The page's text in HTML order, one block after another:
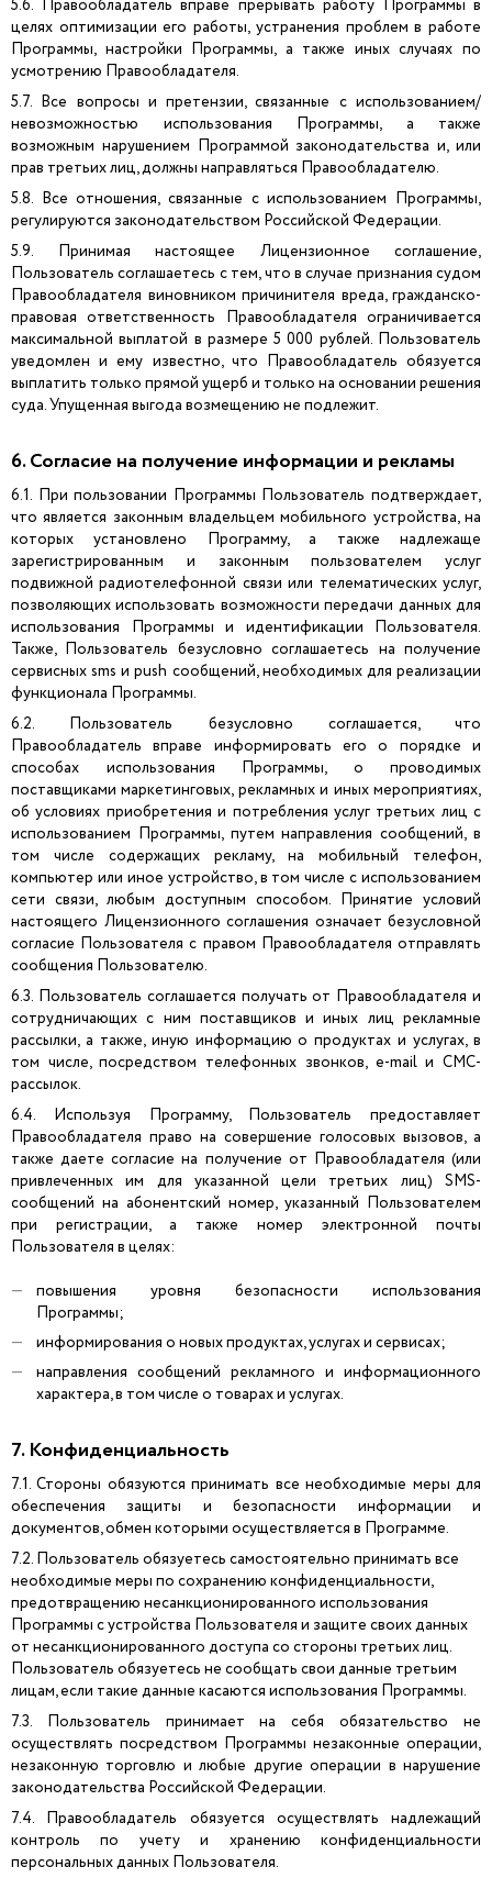
5.6. Правообладатель вправе прерывать работу Программы в
целях оптимизации его работы, устранения проблем в работе
Программы, настройки Программы, а также иных случаях по
усмотрению Правообладателя.
5.7. Все вопросы и претензии, связанные с использованием/
невозможностью использования Программы, а также
возможным нарушением Программой законодательства и, или
прав третьих лиц, должны направляться Правообладателю.
5.8. Все отношения, связанные с использованием Программы,
регулируются законодательством Российской Федерации.
5.9. Принимая настоящее Лицензионное соглашение,
Пользователь соглашаетесь с тем, что в случае признания судом
Правообладателя виновником причинителя вреда, гражданско-
правовая ответственность Правообладателя ограничивается
максимальной выплатой в размере 5 000 рублей. Пользователь
уведомлен и ему известно, что Правообладатель обязуется
выплатить только прямой ущерб и только на основании решения
суда. Упущенная выгода возмещению не подлежит.
6. Согласие на получение информации и рекламы
6.1. При пользовании Программы Пользователь подтверждает,
что является законным владельцем мобильного устройства, на
которых установлено Программу, а также надлежаще
зарегистрированным и законным пользователем услуг
подвижной радиотелефонной связи или телематических услуг,
позволяющих использовать возможности передачи данных для
использования Программы и идентификации Пользователя.
Также, Пользователь безусловно соглашаетесь на получение
сервисных sms и push сообщений, необходимых для реализации
функционала Программы.
6.2. Пользователь безусловно соглашается, что
Правообладатель вправе информировать его о порядке и
способах использования Программы, о проводимых
поставщиками маркетинговых, рекламных и иных мероприятиях,
об условиях приобретения и потребления услуг третьих лиц с
использованием Программы, путем направления сообщений, в
том числе содержащих рекламу, на мобильный телефон,
компьютер или иное устройство, в том числе с использованием
сети связи, любым доступным способом. Принятие условий
настоящего Лицензионного соглашения означает безусловной
согласие Пользователя с правом Правообладателя отправлять
сообщения Пользователю.
6.3. Пользователь соглашается получать от Правообладателя и
сотрудничающих с ним поставщиков и иных лиц рекламные
рассылки, а также, иную информацию о продуктах и услугах, в
том числе, посредством телефонных звонков, e-mail и СМС-
рассылок.
6.4. Используя Программу, Пользователь предоставляет
Правообладателя право на совершение голосовых вызовов, а
также даете согласие на получение от Правообладателя (или
привлеченных им для указанной цели третьих лиц) SMS-
сообщений на абонентский номер, указанный Пользователем
при регистрации, а также номер электронной почты
Пользователя в целях:
повышения уровня безопасности использования
Программы;
информирования о новых продуктах, услугах и сервисах;
направления сообщений рекламного и информационного
характера, в том числе о товарах и услугах.
7. Конфиденциальность
7.1. Стороны обязуются принимать все необходимые меры для
обеспечения защиты и безопасности информации и
документов, обмен которыми осуществляется в Программе.
7.2. Пользователь обязуетесь самостоятельно принимать все
необходимые меры по сохранению конфиденциальности,
предотвращению несанкционированного использования
Программы с устройства Пользователя и защите своих данных
от несанкционированного доступа со стороны третьих лиц.
Пользователь обязуетесь не сообщать свои данные третьим
лицам, если такие данные касаются использования Программы.
7.3. Пользователь принимает на себя обязательство не
осуществлять посредством Программы незаконные операции,
незаконную торговлю и любые другие операции в нарушение
законодательства Российской Федерации.
7.4. Правообладатель обязуется осуществлять надлежащий
контроль по учету и хранению конфиденциальности
персональных данных Пользователя.